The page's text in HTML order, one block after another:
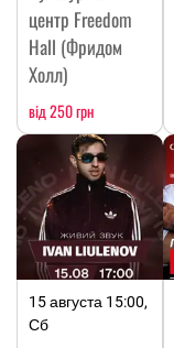
центр Freedom
Hall (Фридом
Холл)
від 250 грн
15 августа 15:00,
Сб